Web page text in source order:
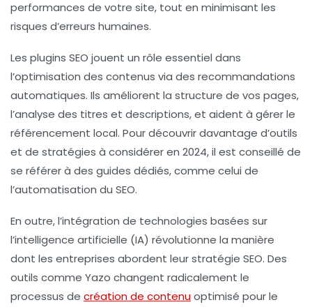
performances de votre site, tout en minimisant les
risques d’erreurs humaines.
Les plugins SEO jouent un rôle essentiel dans
l’optimisation des contenus via des recommandations
automatiques. Ils améliorent la structure de vos pages,
l’analyse des titres et descriptions, et aident à gérer le
référencement local. Pour découvrir davantage d’outils
et de stratégies à considérer en 2024, il est conseillé de
se référer à des guides dédiés, comme celui de
l’automatisation du SEO.
En outre, l’intégration de technologies basées sur
l’intelligence artificielle (IA) révolutionne la manière
dont les entreprises abordent leur stratégie SEO. Des
outils comme Yazo changent radicalement le
processus de création de contenuoptimisé pour le